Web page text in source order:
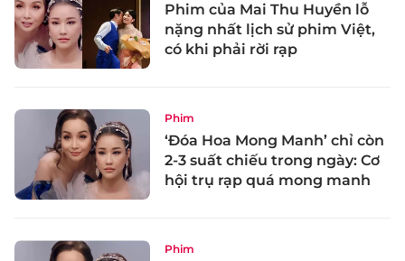
Phim của Mai Thu Huyền lỗ
nặng nhất lịch sử phim Việt,
có khi phải rời rạp
Phim
‘Đóa Hoa Mong Manh’ chỉ còn
2-3 suất chiếu trong ngày: Cơ
hội trụ rạp quá mong manh
Phim